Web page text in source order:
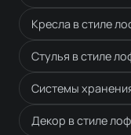
Кресла в стиле
Стулья в стиле
Системы
Декор в стиле